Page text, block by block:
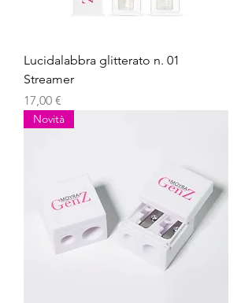
Lucidalabbra glitterato n. 01
Streamer
Prezzo
17,00 €
Novità